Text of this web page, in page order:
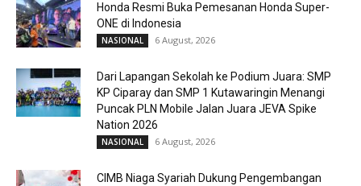
Honda Resmi Buka Pemesanan Honda Super-
ONE di Indonesia
NASIONAL 6 August, 2026
Dari Lapangan Sekolah ke Podium Juara: SMP
KP Ciparay dan SMP 1 Kutawaringin Menangi
Puncak PLN Mobile Jalan Juara JEVA Spike
Nation 2026
NASIONAL 6 August, 2026
CIMB Niaga Syariah Dukung Pengembangan